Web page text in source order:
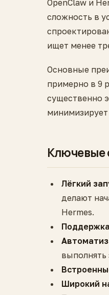
OpenClaw и
сложность в
ищет менее
Основные
примерно в 9
существенно
Ключевые
Лёгкий
делают
Hermes.
выполнять
Широкий